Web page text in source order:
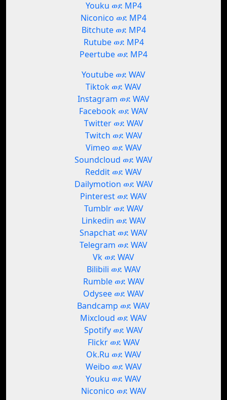
Youku ወደ MP4
Niconico ወደ MP4
Bitchute ወደ MP4
Rutube ወደ MP4
Peertube ወደ MP4
Youtube ወደ WAV
Tiktok ወደ WAV
Instagram ወደ WAV
Facebook ወደ WAV
Twitter ወደ WAV
Twitch ወደ WAV
Vimeo ወደ WAV
Soundcloud ወደ WAV
Reddit ወደ WAV
Dailymotion ወደ WAV
Pinterest ወደ WAV
Tumblr ወደ WAV
Linkedin ወደ WAV
Snapchat ወደ WAV
Telegram ወደ WAV
Vk ወደ WAV
Bilibili ወደ WAV
Rumble ወደ WAV
Odysee ወደ WAV
Bandcamp ወደ WAV
Mixcloud ወደ WAV
Spotify ወደ WAV
Flickr ወደ WAV
Ok.Ru ወደ WAV
Weibo ወደ WAV
Youku ወደ WAV
Niconico ወደ WAV